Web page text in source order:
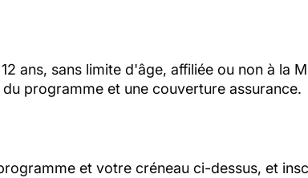
ans, sans limite d'âge, affiliée ou non à la
programme et une couverture assurance.
et votre créneau ci-dessus, et